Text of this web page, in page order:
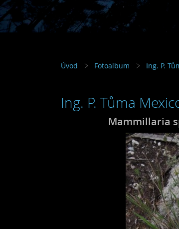
Úvod Fotoalbum Ing. P.
Ing. P. Tůma
Mammillaria